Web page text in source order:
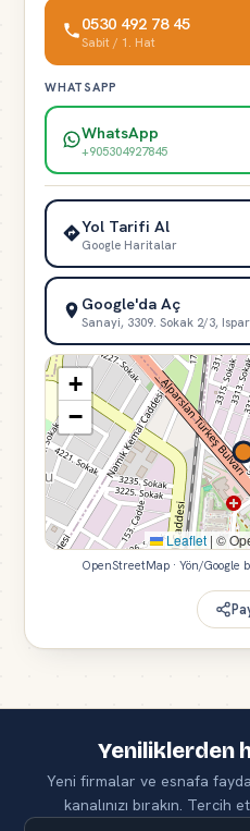
0530 492 78 45
Sabit / 1. Hat
WHATSAPP
WhatsApp
+905304927845
Yol Tarifi Al
Google Haritalar
Google'da Aç
Sanayi, 3309. Sokak 2/3,
+
−
Leaflet | ©
OpenStreetMap · Yön/Google
Yeniliklerden
Yeni firmalar ve esnafa
kanalınızı bırakın. Tercih